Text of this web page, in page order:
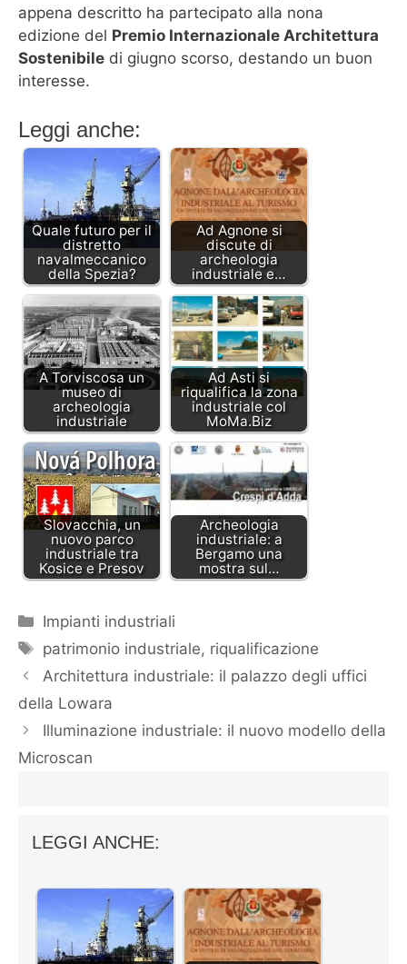
appena descritto ha partecipato alla nona
edizione del Premio Internazionale Architettura
Sostenibile di giugno scorso, destando un buon
interesse.
Leggi anche:
Quale futuro per il
distretto
navalmeccanico
della Spezia?
Ad Agnone si
discute di
archeologia
industriale e…
A Torviscosa un
museo di
archeologia
industriale
Ad Asti si
riqualifica la zona
industriale col
MoMa.Biz
Slovacchia, un
nuovo parco
industriale tra
Kosice e Presov
Archeologia
industriale: a
Bergamo una
mostra sul…
Categorie
Impianti industriali
Tag
patrimonio industriale, riqualificazione
Architettura industriale: il palazzo degli uffici
della Lowara
Illuminazione industriale: il nuovo modello della
Microscan
LEGGI ANCHE: